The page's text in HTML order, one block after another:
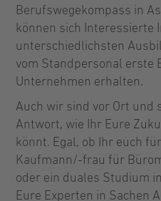
Berufswegekompass in
können sich Interessierte
unterschiedlichsten
vom Standpersonal erste
Unternehmen erhalten.
Auch wir sind vor Ort und
Antwort, wie Ihr Eure
könnt. Egal, ob Ihr euch
Kaufmann/-frau für
oder ein duales Studium
Eure Experten in Sachen